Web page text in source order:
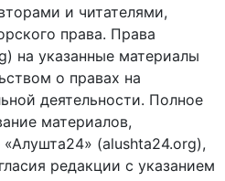
и читателями,
права. Права
на указанные материалы
о правах на
деятельности. Полное
материалов,
(alushta24.org),
редакции с указанием